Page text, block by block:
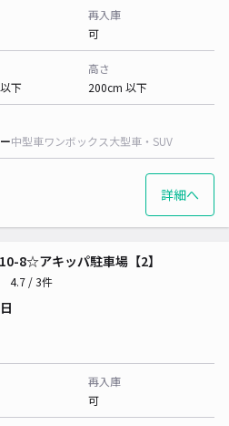
再入庫
可
下
高さ
200cm 以下
中型車ワンボックス大型車・SUV
詳細へ
8☆アキッパ駐車場【2】
4.7 / 3件
再入庫
可